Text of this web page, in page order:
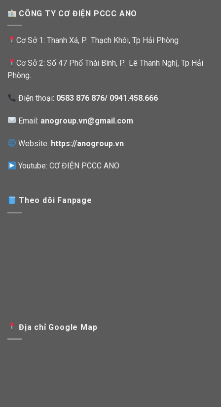
CÔNG TY CƠ ĐIỆN PCCC ANO
Cơ Sở 1: Thanh Xá, P. Thạch Khôi, Tp Hải Phòng
Cơ Sở 2: Số 47 Phố Thái Bình, P. Lê Thanh Nghị, Tp Hải
Phòng.
Điện thoại: 0583 876 876/ 0941.458.666
Email: anogroup.vn@gmail.com
Website: https://anogroup.vn
Youtube:CƠ ĐIỆN PCCC ANO
Theo dõi Fanpage
Địa chỉ Google Map